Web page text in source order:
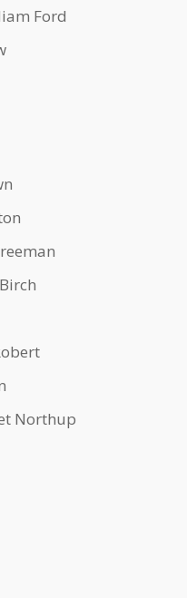
Ford
Northup